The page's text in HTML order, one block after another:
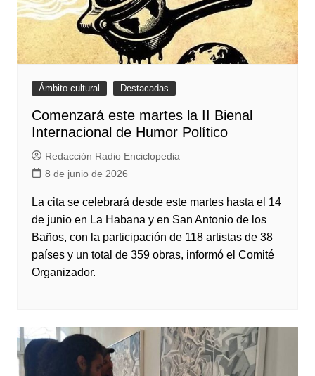
Ámbito cultural Destacadas
Comenzará este martes la II Bienal
Internacional de Humor Político
Redacción Radio Enciclopedia
8 de junio de 2026
La cita se celebrará desde este martes hasta el 14
de junio en La Habana y en San Antonio de los
Baños, con la participación de 118 artistas de 38
países y un total de 359 obras, informó el Comité
Organizador.